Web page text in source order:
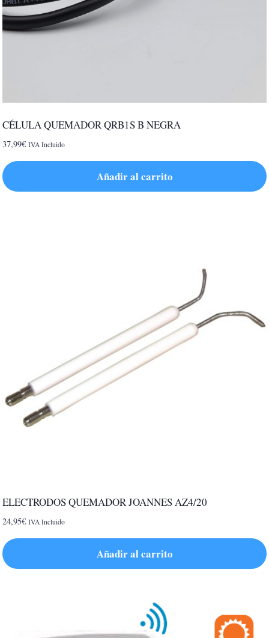
CÉLULA QUEMADOR QRB1S B NEGRA
37,99€ IVA Incluido
Añadir al carrito
ELECTRODOS QUEMADOR JOANNES AZ4/20
24,95€ IVA Incluido
Añadir al carrito